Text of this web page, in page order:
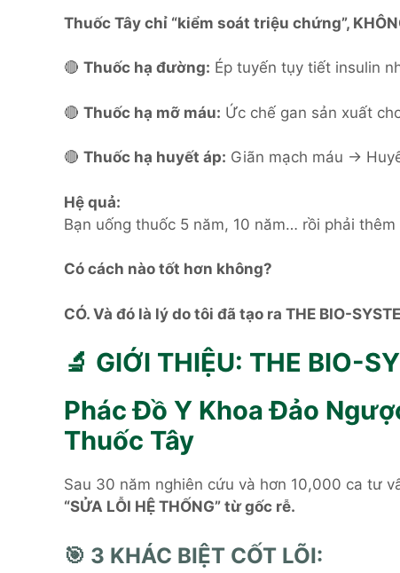
Thuốc Tây chỉ “kiểm soát triệu chứng”,
🔴 Thuốc hạ đường: Ép tuyến tụy tiết insulin
🔴 Thuốc hạ mỡ máu: Ức chế gan sản xuất
🔴 Thuốc hạ huyết áp: Giãn mạch máu →
Hệ quả:
Bạn uống thuốc 5 năm, 10 năm… rồi phải
Có cách nào tốt hơn không?
CÓ. Và đó là lý do tôi đã tạo ra THE BIO-
🔬 GIỚI THIỆU: THE BIO-
Phác Đồ Y Khoa Đảo
Thuốc Tây
Sau 30 năm nghiên cứu và hơn 10,000 ca tư
“SỬA LỖI HỆ THỐNG” từ gốc rễ.
🎯 3 KHÁC BIỆT CỐT LÕI: